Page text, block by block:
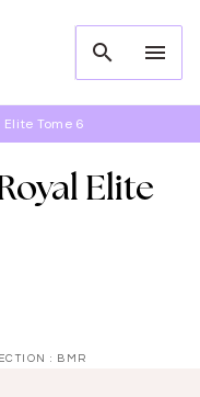
search menu
Tome 6
Elite
: BMR